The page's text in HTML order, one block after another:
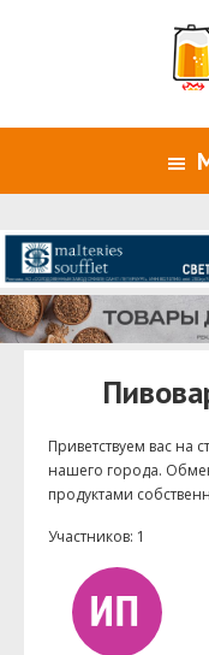
Приветствуем ваc на
нашего города.
продуктами
Участников: 1